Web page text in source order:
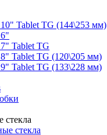
Tablet TG (144\253 мм)
Tablet TG
Tablet TG (120\205 мм)
Tablet TG (133\228 мм)
стекла